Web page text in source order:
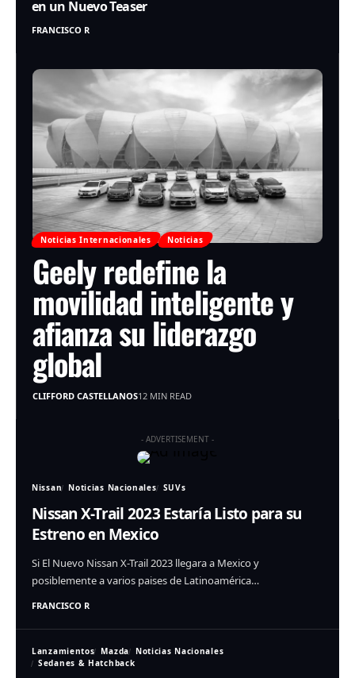
en un Nuevo Teaser
FRANCISCO R
Noticias Internacionales Noticias
Geely redefine la
movilidad inteligente y
afianza su liderazgo
global
CLIFFORD CASTELLANOS12 MIN READ
- ADVERTISEMENT -
Nissan Noticias Nacionales SUVs
Nissan X-Trail 2023 Estaría Listo para su
Estreno en Mexico
Si El Nuevo Nissan X-Trail 2023 llegara a Mexico y
posiblemente a varios paises de Latinoamérica…
FRANCISCO R
Lanzamientos Mazda
Noticias Nacionales
Sedanes & Hatchback